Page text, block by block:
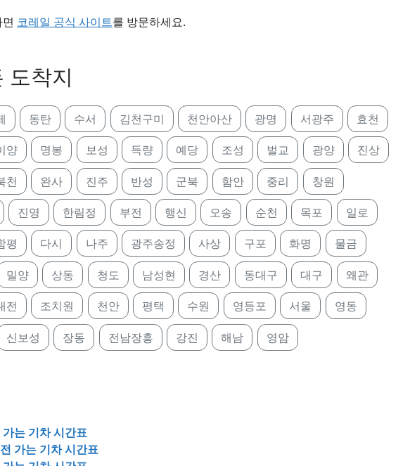
코레일 공식 사이트를 방문하세요.
도착지
동탄 수서 김천구미 천안아산 광명 서광주 효천
양 명봉 보성 득량 예당 조성 벌교 광양 진상
천 완사 진주 반성 군북 함안 중리 창원
진영 한림정 부전 행신 오송 순천 목포 일로
평 다시 나주 광주송정 사상 구포 화명 물금
밀양 상동 청도 남성현 경산 동대구 대구 왜관
전 조치원 천안 평택 수원 영등포 서울 영동
신보성 장동 전남장흥 강진 해남 영암
는 기차 시간표
가는 기차 시간표